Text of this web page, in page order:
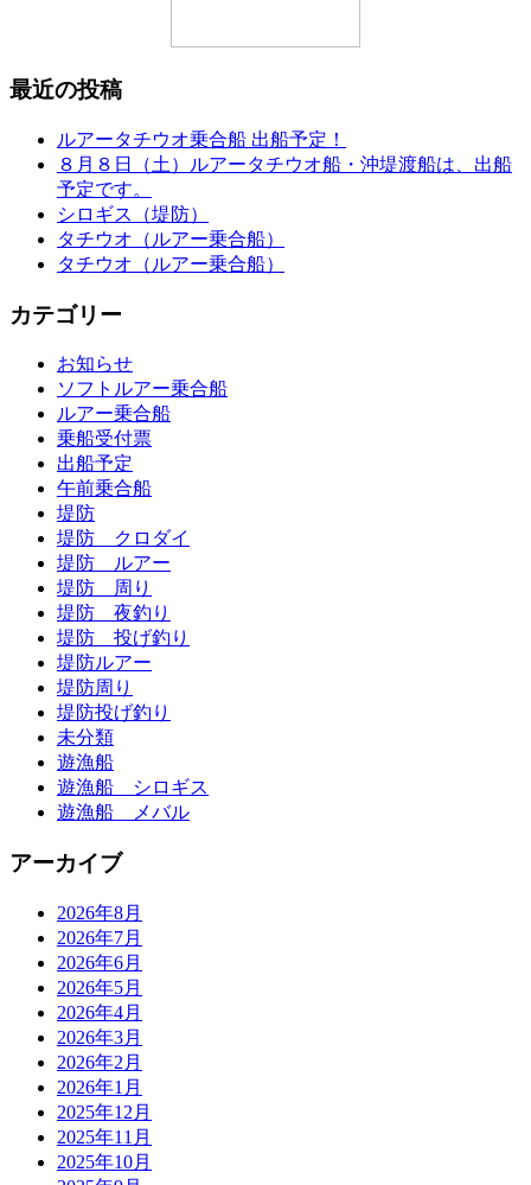
最近の投稿
ルアータチウオ乗合船 出船予定！
８月８日（土）ルアータチウオ船・沖堤渡船は、出船
予定です。
シロギス（堤防）
タチウオ（ルアー乗合船）
タチウオ（ルアー乗合船）
カテゴリー
お知らせ
ソフトルアー乗合船
ルアー乗合船
乗船受付票
出船予定
午前乗合船
堤防
堤防 クロダイ
堤防 ルアー
堤防 周り
堤防 夜釣り
堤防 投げ釣り
堤防ルアー
堤防周り
堤防投げ釣り
未分類
遊漁船
遊漁船 シロギス
遊漁船 メバル
アーカイブ
2026年8月
2026年7月
2026年6月
2026年5月
2026年4月
2026年3月
2026年2月
2026年1月
2025年12月
2025年11月
2025年10月